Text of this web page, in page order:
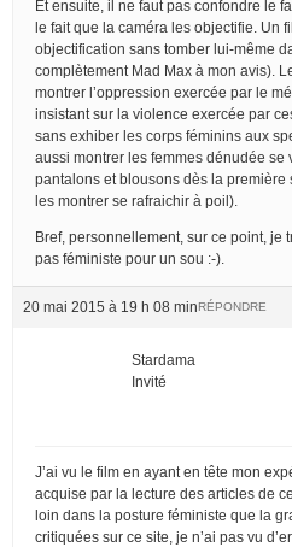
Et ensuite, il ne faut pas confondre le
le fait que la caméra les objectifie. Un
objectification sans tomber lui-même
complètement Mad Max à mon avis).
montrer l’oppression exercée par le
insistant sur la violence exercée par
sans exhiber les corps féminins aux
aussi montrer les femmes dénudée se
pantalons et blousons dès la première
les montrer se rafraichir à poil).
Bref, personnellement, sur ce point, je
pas féministe pour un sou :-).
20 mai 2015 à 19 h 08 minRÉPONDRE
Stardama
Invité
J’ai vu le film en ayant en tête mon
acquise par la lecture des articles de
loin dans la posture féministe que la
critiquées sur ce site, je n’ai pas vu